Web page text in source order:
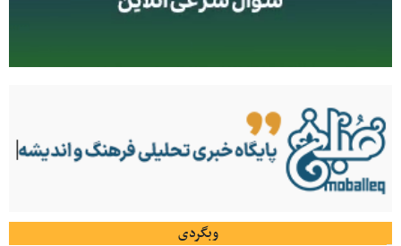
وبگردی